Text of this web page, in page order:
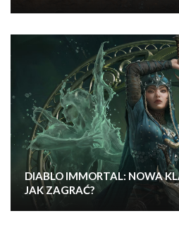
DIABLO IMMORTAL: NOWA
JAK ZAGRAĆ?